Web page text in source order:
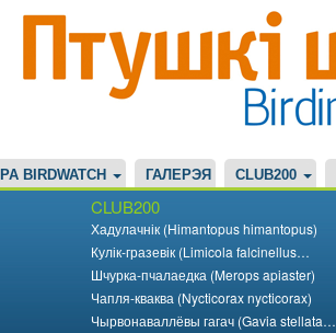
BIRDWATCH ГАЛЕРЭЯ CLUB200
CLUB200
Хадулачнік (Himantopus himantopus)
Кулік-гразевік (Limicola falcinellus…
Шчурка-пчалаедка (Merops apiaster)
Чапля-кваква (Nycticorax nycticorax)
Чырвонаваллёвы гагач (Gavia stellata…